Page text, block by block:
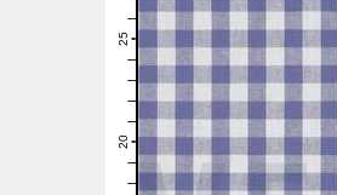
18
19
20
21
22
23
24
25
26